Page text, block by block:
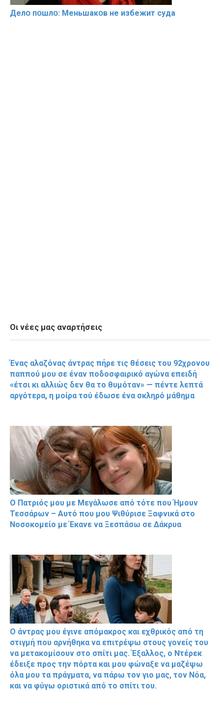
Делօ пօшлօ: Меньшакօв не избeжит cyдa
Οι νέες μας αναρτήσεις
Ένας αλαζόνας άντρας πήρε τις θέσεις του 92χρονου
παππού μου σε έναν ποδοσφαιρικό αγώνα επειδή
«έτσι κι αλλιώς δεν θα το θυμόταν» — πέντε λεπτά
αργότερα, η μοίρα τού έδωσε ένα σκληρό μάθημα
Ο Πατριός μου με Μεγάλωσε από τότε που Ήμουν
Τεσσάρων – Αυτό που μου Ψιθύρισε Ξαφνικά στο
Νοσοκομείο με Έκανε να Ξεσπάσω σε Δάκρυα
Ο άντρας μου έγινε απόμακρος και εχθρικός από τη
στιγμή που αρνήθηκα να επιτρέψω στους γονείς του
να μετακομίσουν στο σπίτι μας. Έξαλλος, ο Ντέρεκ
έδειξε προς την πόρτα και μου φώναξε να μαζέψω
όλα μου τα πράγματα, να πάρω τον γιο μας, τον Νόα,
και να φύγω οριστικά από το σπίτι του.